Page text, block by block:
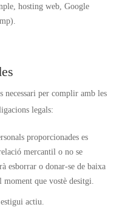
hosting web, Google
necessari per complir amb les
legals:
proporcionades es
mercantil o no se
esborrar o donar-se de baixa
moment que vostè desitgi.
actiu.